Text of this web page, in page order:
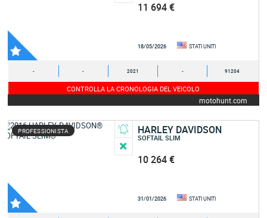
11 694 €
18/05/2026 STATI UNITI
- - 2021 - 91204
CONTROLLA LA CRONOLOGIA DEL VEICOLO
motohunt.com
PROFESSIONISTA HARLEY DAVIDSON
SOFTAIL SLIM
10 264 €
31/01/2026 STATI UNITI